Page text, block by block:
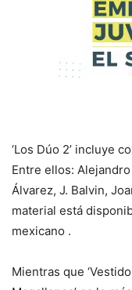
‘Los Dúo 2’ incluye
Entre ellos:
Álvarez, J. Balvin,
material está
mexicano .
Mientras que